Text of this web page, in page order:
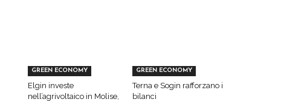
GREEN ECONOMY
Elgin investe
nell’agrivoltaico in Molise,
GREEN ECONOMY
Terna e Sogin rafforzano i
bilanci